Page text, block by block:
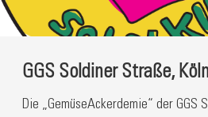
GGS Soldiner Straße,
Die „GemüseAckerdemie“ der GGS